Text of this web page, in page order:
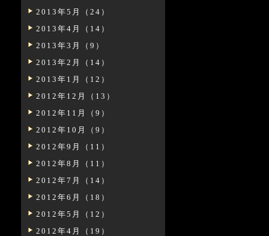
2013年5月（24）
2013年4月（14）
2013年3月（9）
2013年2月（14）
2013年1月（12）
2012年12月（13）
2012年11月（9）
2012年10月（9）
2012年9月（11）
2012年8月（11）
2012年7月（14）
2012年6月（18）
2012年5月（12）
2012年4月（19）